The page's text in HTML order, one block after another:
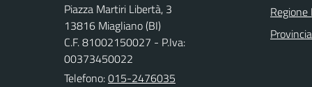
Piazza Martiri Libertà, 3
13816 Miagliano (BI)
C.F. 81002150027 - P.Iva:
00373450022
Telefono:015-2476035